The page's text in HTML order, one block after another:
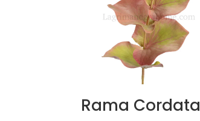
Rama Cordata